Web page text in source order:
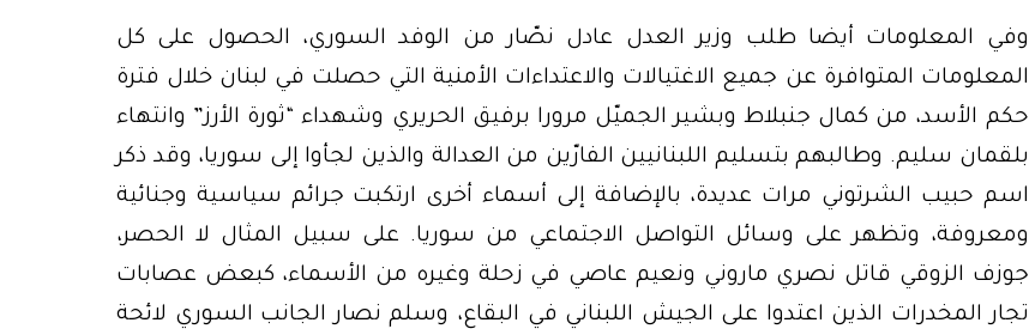
وفي المعلومات أيضا طلب وزير العدل عادل نصّار من الوفد السوري، الحصول على كل
المعلومات المتوافرة عن جميع الاغتيالات والاعتداءات الأمنية التي حصلت في لبنان خلال فترة
حكم الأسد، من كمال جنبلاط وبشير الجميّل مرورا برفيق الحريري وشهداء “ثورة الأرز” وانتهاء
بلقمان سليم. وطالبهم بتسليم اللبنانيين الفارّين من العدالة والذين لجأوا إلى سوريا، وقد ذكر
اسم حبيب الشرتوني مرات عديدة، بالإضافة إلى أسماء أخرى ارتكبت جرائم سياسية وجنائية
ومعروفة، وتظهر على وسائل التواصل الاجتماعي من سوريا. على سبيل المثال لا الحصر،
جوزف الزوقي قاتل نصري ماروني ونعيم عاصي في زحلة وغيره من الأسماء، كبعض عصابات
تجار المخدرات الذين اعتدوا على الجيش اللبناني في البقاع، وسلم نصار الجانب السوري لائحة